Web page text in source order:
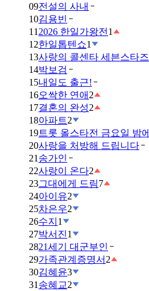
09전설의 사내
10김용빈
11 2026 한일가왕전 1
12한일톱텐쇼1
13사랑의 콜센타 세븐스타즈
14박보검
15내일도 출근!
16오싹한 연애 2
17결혼의 완성2
18아파트2
19트롯 올스타전 금요일 밤에
20사랑을 처방해 드립니다
21 송가인
22사랑이 온다2
23그대에게 드림7
24아이유2
25차은우2
26수지 1
27박서진1
2821세기 대군부인
29가족관계증명서 2
30김혜윤3
31 송혜교2